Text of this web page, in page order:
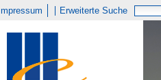
Impressum Erweiterte Suche